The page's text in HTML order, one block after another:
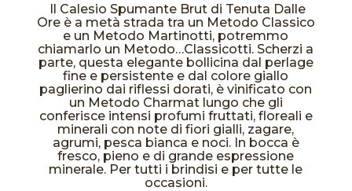
Il Calesio Spumante Brut di Tenuta Dalle
Ore è a metà strada tra un Metodo Classico
e un Metodo Martinotti, potremmo
chiamarlo un Metodo…Classicotti. Scherzi a
parte, questa elegante bollicina dal perlage
fine e persistente e dal colore giallo
paglierino dai riflessi dorati, è vinificato con
un Metodo Charmat lungo che gli
conferisce intensi profumi fruttati, floreali e
minerali con note di fiori gialli, zagare,
agrumi, pesca bianca e noci. In bocca è
fresco, pieno e di grande espressione
minerale. Per tutti i brindisi e per tutte le
occasioni.